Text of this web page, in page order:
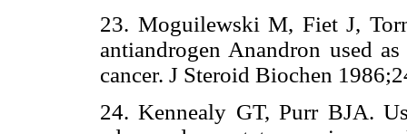
23. Moguilewski M, Fiet J,
antiandrogen Anandron used
cancer. J Steroid Biochen
24. Kennealy GT, Purr BJA.